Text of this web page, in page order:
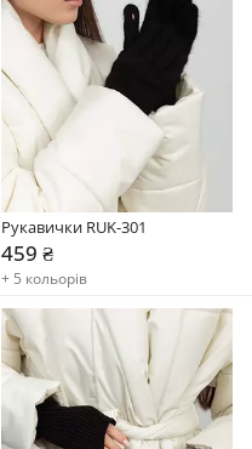
Рукавички RUK-301
459 ₴
+ 5 кольорів